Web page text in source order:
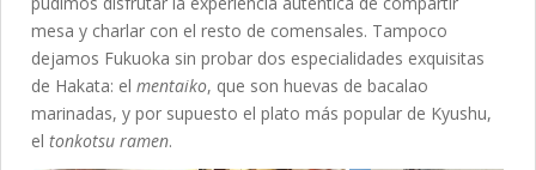
mesa y charlar con el resto de comensales. Tampoco
dejamos Fukuoka sin probar dos especialidades exquisitas
de Hakata: el mentaiko, que son huevas de bacalao
marinadas, y por supuesto el plato más popular de Kyushu,
el tonkotsu ramen.